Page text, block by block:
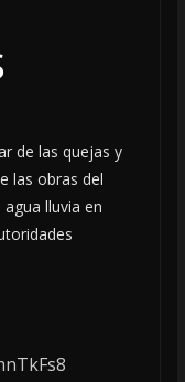
de las quejas y
las obras del
lluvia en